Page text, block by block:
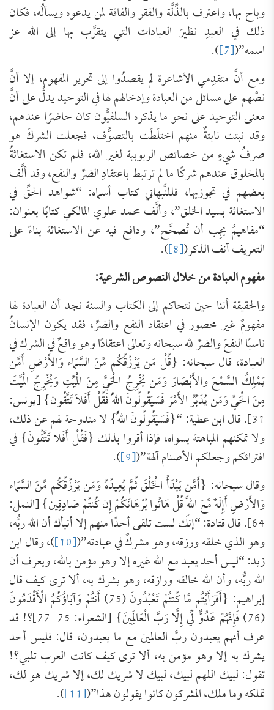
وباح بها، واعترف بالذِّلَّة والفقر والفاقة لمن يدعوه ويسألُه، فكان
ذلك في العبدِ نظيرَ العبادات التي يتقرَّب بها إلى الله عز
اسمه”([7]
).
ومع أنَّ متقدِمي الأشاعرة لم يقصدُوا إلى تحرير المفهوم، إلا أنَّ
نصَّهم على مسائل من العبادة وإدخالهم لها في التوحيد يدلُّ على أنَّ
معنى التوحيد على نحو ما يذكره السلفيُّون كان حاضرًا عندهم،
وقد نبتت نابتةٌ منهم اختلَطَت بالتصوُّف، فجعلت الشركَ هو
صرفُ شيءٍ من خصائص الربوبية لغير الله، فلم تكن الاستغاثةُ
بالمخلوق عندهم شركًا ما لم ترتبط باعتقادِ الضرِّ والنفع، وقد ألَّف
بعضهم في تجوزيها، فللنَّبهاني كتاب أسماه: “شواهد الحقِّ في
الاستغاثة بسيد الخلق”، وألَّف محمد علوي المالكي كتابًا بعنوان:
“مفاهيمُ يجِب أن تُصحَّح”، ودافع فيه عن الاستغاثة بناءً على
التعريف آنف الذكر([8]
).
مفهوم العبادة من خلال النصوص الشرعية:
والحقيقة أننا حين نتحاكم إلى الكتاب والسنة نجد أن العبادة لها
مفهومٌ غير محصور في اعتقاد النفع والضرِّ، فقد يكون الإنسانُ
ناسبًا النفعَ والضرِّ لله سبحانه وتعالى اعتقادًا وهو واقعٌ في الشرك في
العبادة، قال سبحانه: {قُلْ مَن يَرْزُقُكُم مِّنَ السَّمَاء وَالأَرْضِ أَمَّن
يَمْلِكُ السَّمْعَ والأَبْصَارَ وَمَن يُخْرِجُ الْحَيَّ مِنَ الْمَيِّتِ وَيُخْرِجُ الْمَيَّتَ
مِنَ الْحَيِّ وَمَن يُدَبِّرُ الأَمْرَ فَسَيَقُولُونَ اللّهُ فَقُلْ أَفَلاَ تَتَّقُون} [يونس:
31]. قال ابن عطية: “{فَسَيَقُولُونَ اللَّهُ} لا مندوحة لهم عن ذلك،
ولا تمكنهم المباهتة بسواه، فإذا أقروا بذلك {فَقُلْ أَفَلا تَتَّقُونَ} في
افترائكم وجعلكم الأصنام آلهة”([9]
).
وقال سبحانه: {أَمَّن يَبْدَأُ الْخَلْقَ ثُمَّ يُعِيدُهُ وَمَن يَرْزُقُكُم مِّنَ السَّمَاء
وَالأَرْضِ أَإِلَهٌ مَّعَ اللَّهِ قُلْ هَاتُوا بُرْهَانَكُمْ إِن كُنتُمْ صَادِقِين} [النمل:
64]. قال قتادة: “إنك لست تلقى أحدًا منهم إلا أنبأك أن الله ربُّه،
وهو الذي خلقه ورزقه، وهو مشركٌ في عبادته”([10] )، وقال ابن
زيد: “ليس أحد يعبد مع الله غيره إلا وهو مؤمن بالله، ويعرف أن
الله ربُّه، وأن الله خالقه ورازقه، وهو يشرك به، ألا ترى كيف قال
إبراهيم: {أَفَرَأَيْتُم مَّا كُنتُمْ تَعْبُدُونَ (75) أَنتُمْ وَآبَاؤُكُمُ الْأَقْدَمُونَ
(76) فَإِنَّهُمْ عَدُوٌّ لِّي إِلَّا رَبَّ الْعَالَمِينَ} [الشعراء: 75-77]؟! قد
عرف أنهم يعبدون ربَّ العالمين مع ما يعبدون، قال: فليس أحد
يشرك به إلا وهو مؤمن به، ألا ترى كيف كانت العرب تلبي؟!
تقول: لبيك اللهم لبيك، لبيك لا شريك لك، إلا شريك هو لك،
تملكه وما ملك، المشركون كانوا يقولون هذا”([11]
).